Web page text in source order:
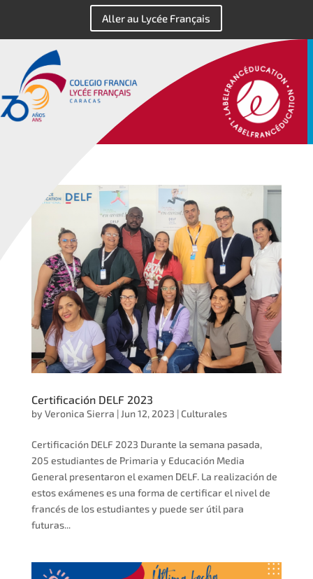
Aller au Lycée Français
Certificación DELF 2023
by Veronica Sierra | Jun 12, 2023 |Culturales
Certificación DELF 2023 ​​Durante la semana pasada, ​
205 estudiantes de Primaria y Educación Media
General presentaron el examen DELF​. ​La realización de
estos exámenes es una forma de certificar el nivel de
francés de los estudiantes y puede ser útil para
futuras...